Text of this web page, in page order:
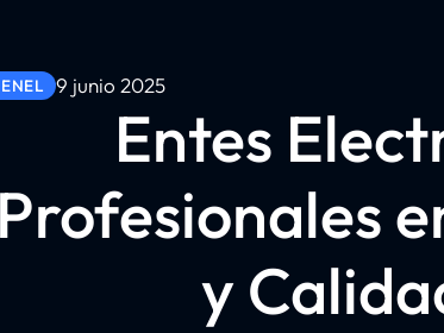
9 junio 2025
Entes
Profesionales
y